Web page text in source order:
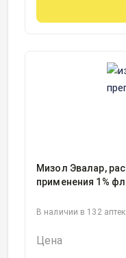
Мизол Эвалар,
применения 1%
В наличии в 132
Цена